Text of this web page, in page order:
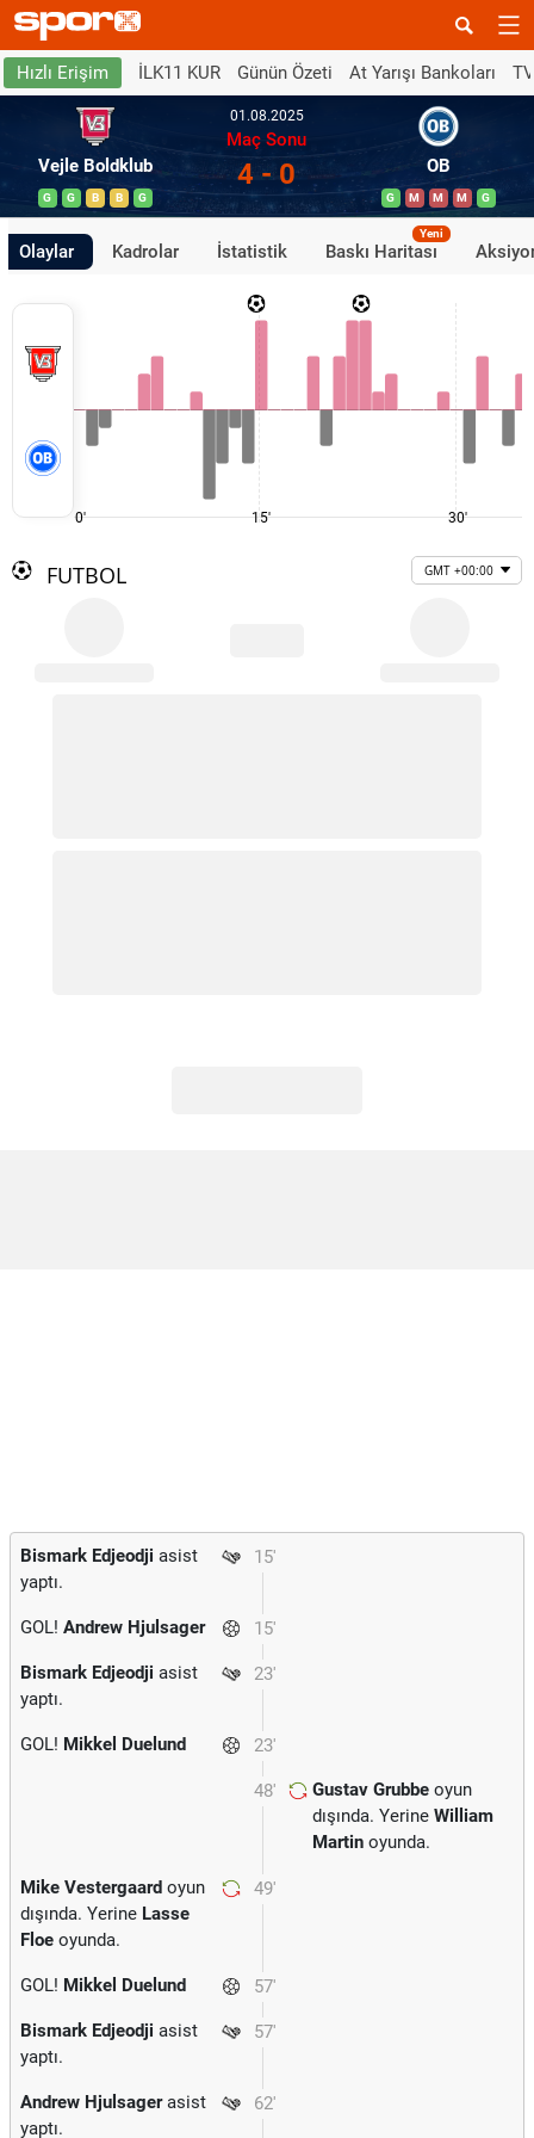
Hızlı Erişim İLK11 KUR Günün Özeti At Yarışı Bankoları
Vejle Boldklub
G G B B G
01.08.2025
Maç Sonu
4 - 0 OB
G M M M G
Olaylar Kadrolar İstatistik Baskı Haritası
Yeni
0' 15' 30'
FUTBOL GMT +00:00
15'
Bismark Edjeodji asist
yaptı.
15'
GOL! Andrew Hjulsager
23'
Bismark Edjeodji asist
yaptı.
23'
GOL! Mikkel Duelund
48' Gustav Grubbe oyun
dışında. Yerine William
Martin oyunda.
49'
Mike Vestergaard oyun
dışında. Yerine Lasse
Floe oyunda.
57'
GOL! Mikkel Duelund
57'
Bismark Edjeodji asist
yaptı.
62'
Andrew Hjulsagerasist
yaptı.